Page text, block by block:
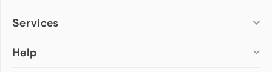
Computer browsers
Opera for Mac
Services
Add-ons
Help